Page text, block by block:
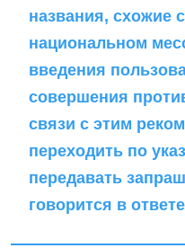
названия, схожие
национальном
введения
совершения
связи с этим
переходить по
передавать
говорится в